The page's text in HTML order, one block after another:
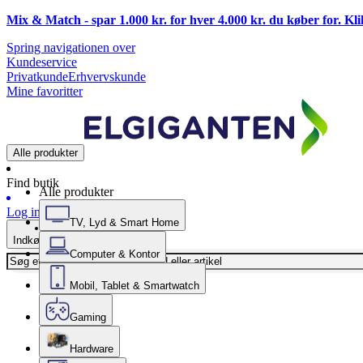
Mix & Match - spar 1.000 kr. for hver 4.000 kr. du køber for.
Spring navigationen over
Kundeservice
PrivatkundeErhvervskunde
Mine favoritter
Alle produkter
Find butik
Log ind
Indkøbskurv
Alle produkter
TV, Lyd & Smart Home
Computer & Kontor
Mobil, Tablet & Smartwatch
Gaming
Hardware